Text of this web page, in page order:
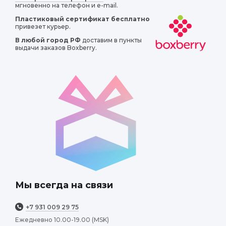
мгновенно на телефон и e-mail.
Пластиковый сертификат бесплатно
привезет курьер.
В любой город РФ доставим в пункты
выдачи заказов Boxberry.
Мы всегда на связи
+7 931 009 29 75
Ежедневно 10.00-19.00 (MSK)